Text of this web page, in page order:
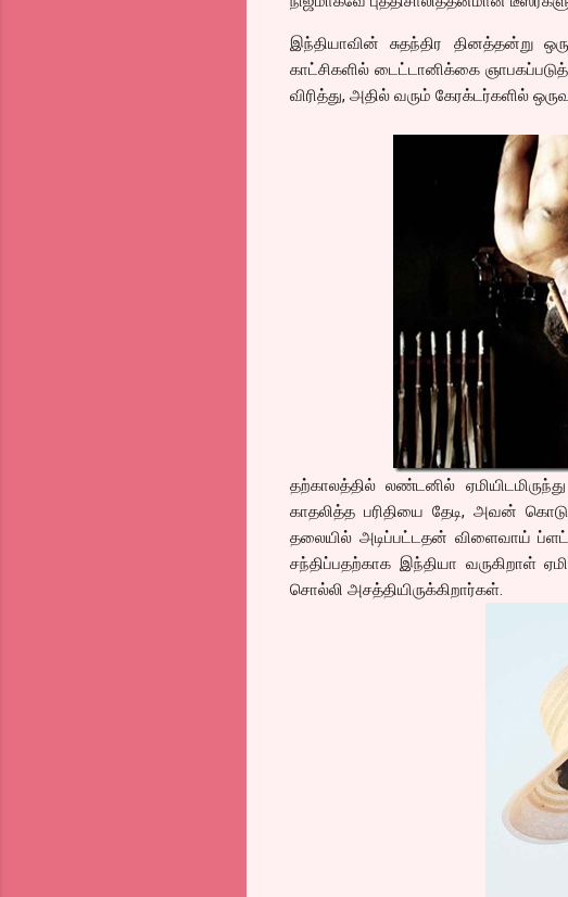
இந்தியாவின் சுதந்திர தினத்தன்று
காட்சிகளில் டைட்டானிக்கை
விரித்து, அதில் வரும் கேரக்டர்களில்
தற்காலத்தில் லண்டனில்
காதலித்த பரிதியை தேடி, அவன்
தலையில் அடிப்பட்டதன் விளைவாய்
சந்திப்பதற்காக இந்தியா வருகிறாள்
சொல்லி அசத்தியிருக்கிறார்கள்.